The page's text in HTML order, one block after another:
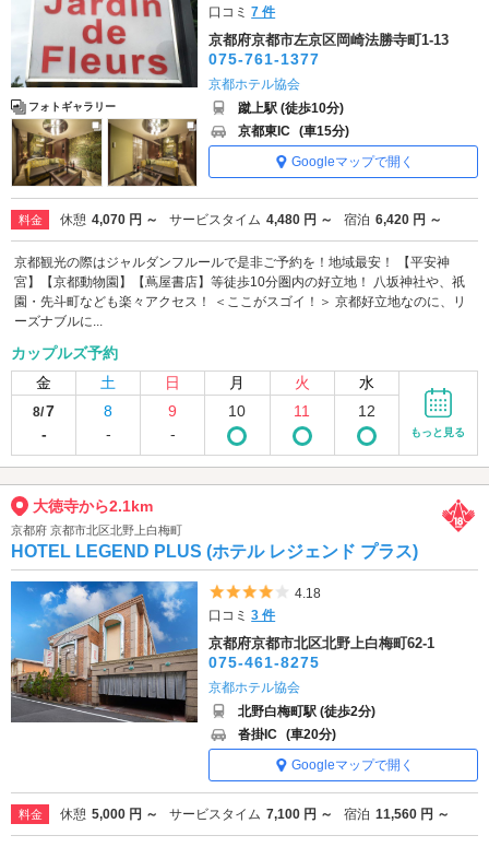
フォトギャラリー
口コミ7 件
京都府京都市左京区岡崎法勝寺町1-13
075-761-1377
京都ホテル協会
蹴上駅 (徒歩10分)
京都東IC (車15分)
Googleマップで開く
料金 休憩 4,070 円 ～ サービスタイム 4,480 円 ～ 宿泊 6,420 円 ～
京都観光の際はジャルダンフルールで是非ご予約を！地域最安！ 【平安神
宮】【京都動物園】【蔦屋書店】等徒歩10分圏内の好立地！ 八坂神社や、祇
園・先斗町なども楽々アクセス！ ＜ここがスゴイ！＞ 京都好立地なのに、リ
ーズナブルに...
カップルズ予約
金
土 日 月 火 水
8/7
-
8
-
9
-
10 11 12
もっと見る
大徳寺から2.1km
京都府 京都市北区北野上白梅町
HOTEL LEGEND PLUS (ホテル レジェンド プラス)
5つ星のうち4
4.18
口コミ3 件
京都府京都市北区北野上白梅町62-1
075-461-8275
京都ホテル協会
北野白梅町駅 (徒歩2分)
沓掛IC (車20分)
Googleマップで開く
料金 休憩 5,000 円 ～ サービスタイム 7,100 円 ～ 宿泊 11,560 円 ～